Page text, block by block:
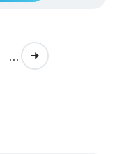
...